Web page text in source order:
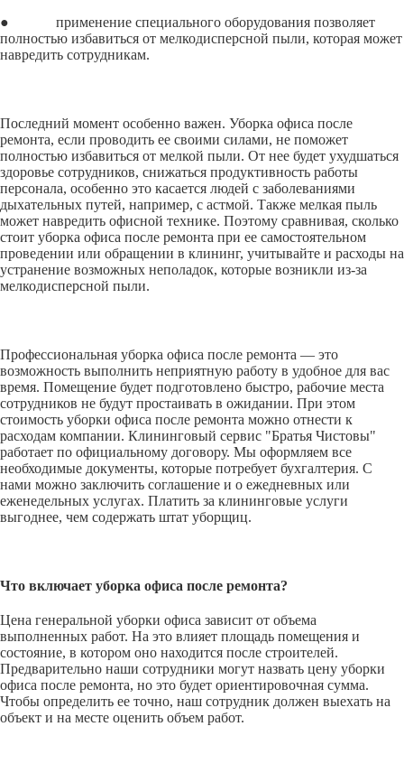
● применение специального оборудования позволяет
полностью избавиться от мелкодисперсной пыли, которая может
навредить сотрудникам.
Последний момент особенно важен. Уборка офиса после
ремонта, если проводить ее своими силами, не поможет
полностью избавиться от мелкой пыли. От нее будет ухудшаться
здоровье сотрудников, снижаться продуктивность работы
персонала, особенно это касается людей с заболеваниями
дыхательных путей, например, с астмой. Также мелкая пыль
может навредить офисной технике. Поэтому сравнивая, сколько
стоит уборка офиса после ремонта при ее самостоятельном
проведении или обращении в клининг, учитывайте и расходы на
устранение возможных неполадок, которые возникли из-за
мелкодисперсной пыли.
Профессиональная уборка офиса после ремонта — это
возможность выполнить неприятную работу в удобное для вас
время. Помещение будет подготовлено быстро, рабочие места
сотрудников не будут простаивать в ожидании. При этом
стоимость уборки офиса после ремонта можно отнести к
расходам компании. Клининговый сервис "Братья Чистовы"
работает по официальному договору. Мы оформляем все
необходимые документы, которые потребует бухгалтерия. С
нами можно заключить соглашение и о ежедневных или
еженедельных услугах. Платить за клининговые услуги
выгоднее, чем содержать штат уборщиц.
Что включает уборка офиса после ремонта?
Цена генеральной уборки офиса зависит от объема
выполненных работ. На это влияет площадь помещения и
состояние, в котором оно находится после строителей.
Предварительно наши сотрудники могут назвать цену уборки
офиса после ремонта, но это будет ориентировочная сумма.
Чтобы определить ее точно, наш сотрудник должен выехать на
объект и на месте оценить объем работ.